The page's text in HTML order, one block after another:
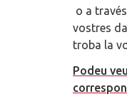
o a
vostres
troba la
Podeu